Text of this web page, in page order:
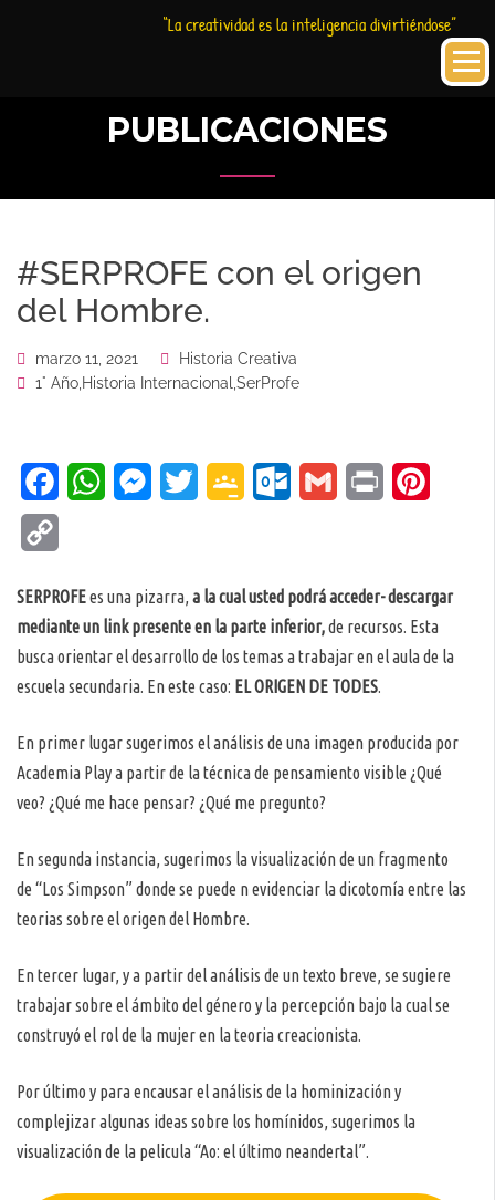
“La creatividad es la inteligencia divirtiéndose”
PUBLICACIONES
#SERPROFE con el origen
del Hombre.
marzo 11, 2021
Historia Creativa
1° Año Historia Internacional SerProfe
FacebookWhatsAppMessenger
Twitter Google Outlook.com
Gmail Print
SERPROFEes una pizarra, a la cual usted podrá acceder- descargar
mediante un link presente en la parte inferior,de recursos. Esta
busca orientar el desarrollo de los temas a trabajar en el aula de la
escuela secundaria. En este caso: ELORIGEN DE TODES.
En primer lugar sugerimos el análisis de una imagen producida por
Academia Play a partir de la técnica de pensamiento visible ¿Qué
veo? ¿Qué me hace pensar? ¿Qué me pregunto?
En segunda instancia, sugerimos la visualización de un fragmento
de “Los Simpson” donde se puede n evidenciar la dicotomía entre las
teorias sobre el origen del Hombre.
En tercer lugar, y a partir del análisis de un texto breve, se sugiere
trabajar sobre el ámbito del género y la percepción bajo la cual se
construyó el rol de la mujer en la teoria creacionista.
Por último y para encausar el análisis de la hominización y
complejizar algunas ideas sobre los homínidos, sugerimos la
visualización de la pelicula “Ao: el último neandertal”.